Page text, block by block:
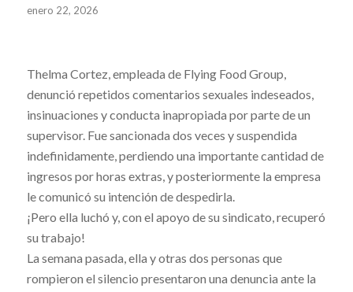
enero 22, 2026
Thelma Cortez, empleada de Flying Food Group,
denunció repetidos comentarios sexuales indeseados,
insinuaciones y conducta inapropiada por parte de un
supervisor. Fue sancionada dos veces y suspendida
indefinidamente, perdiendo una importante cantidad de
ingresos por horas extras, y posteriormente la empresa
le comunicó su intención de despedirla.
¡Pero ella luchó y, con el apoyo de su sindicato, recuperó
su trabajo!
La semana pasada, ella y otras dos personas que
rompieron el silencio presentaron una denuncia ante la